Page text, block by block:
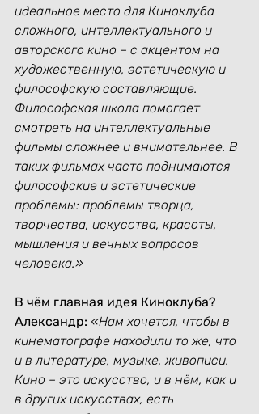
идеальное место для Киноклуба
сложного, интеллектуального и
авторского кино – с акцентом на
художественную, эстетическую и
философскую составляющие.
Философская школа помогает
смотреть на интеллектуальные
фильмы сложнее и внимательнее. В
таких фильмах часто поднимаются
философские и эстетические
проблемы: проблемы творца,
творчества, искусства, красоты,
мышления и вечных вопросов
человека.»
В чём главная идея Киноклуба?
Александр: «Нам хочется, чтобы в
кинематографе находили то же, что
и в литературе, музыке, живописи.
Кино – это искусство, и в нём, как и
в других искусствах, есть